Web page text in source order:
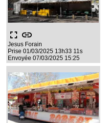
fullscreen link
Jesus Forain
Prise 01/03/2025 13h33 11s
Envoyée 07/03/2025 15:25